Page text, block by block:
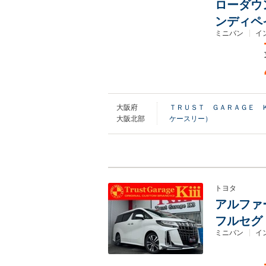
ローダ
ンディペ
ミニバン イ
大阪府
大阪北部
ＴＲＵＳＴ ＧＡＲＡＧＥ
ケースリー）
トヨタ
アルフ
フルセ
ミニバン イ